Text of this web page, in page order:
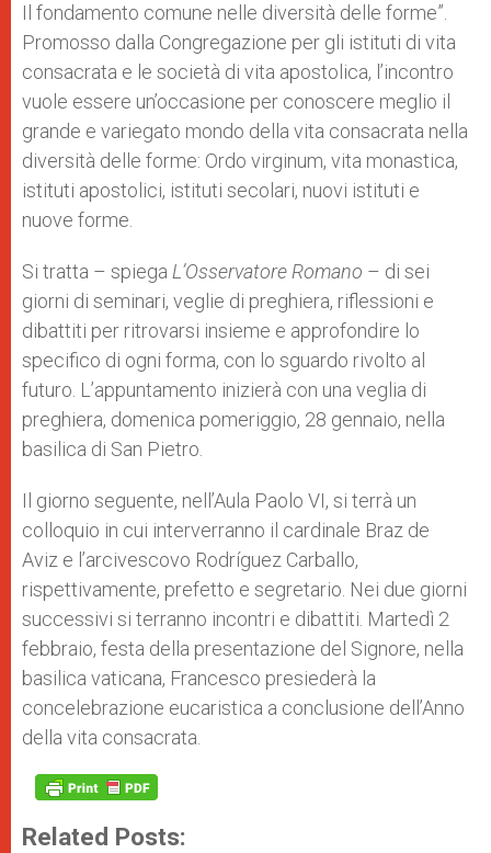
Il fondamento comune nelle diversità delle forme”.
Promosso dalla Congregazione per gli istituti di vita
consacrata e le società di vita apostolica, l’incontro
vuole essere un’occasione per conoscere meglio il
grande e variegato mondo della vita consacrata nella
diversità delle forme: Ordo virginum, vita monastica,
istituti apostolici, istituti secolari, nuovi istituti e
nuove forme.
Si tratta – spiega L’Osservatore Romano – di sei
giorni di seminari, veglie di preghiera, riflessioni e
dibattiti per ritrovarsi insieme e approfondire lo
specifico di ogni forma, con lo sguardo rivolto al
futuro. L’appuntamento inizierà con una veglia di
preghiera, domenica pomeriggio, 28 gennaio, nella
basilica di San Pietro.
Il giorno seguente, nell’Aula Paolo VI, si terrà un
colloquio in cui interverranno il cardinale Braz de
Aviz e l’arcivescovo Rodríguez Carballo,
rispettivamente, prefetto e segretario. Nei due giorni
successivi si terranno incontri e dibattiti. Martedì 2
febbraio, festa della presentazione del Signore, nella
basilica vaticana, Francesco presiederà la
concelebrazione eucaristica a conclusione dell’Anno
della vita consacrata.
Related Posts: